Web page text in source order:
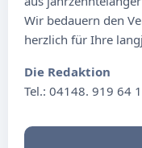
Wir bedauern den
herzlich für Ihre
Die Redaktion
Tel.: 04148. 919 64